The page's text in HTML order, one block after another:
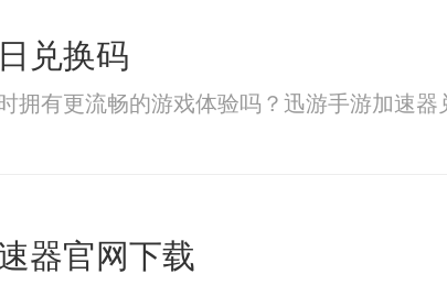
兑换码
拥有更流畅的游戏体验吗？迅游手游加速
器官网下载